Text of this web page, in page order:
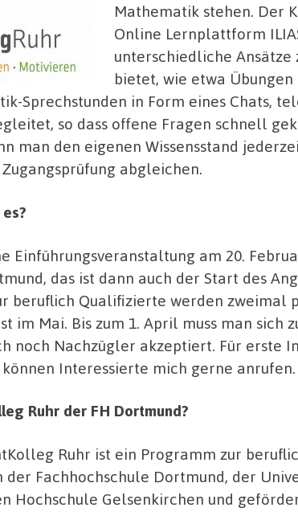
Mathematik stehen. Der
Online Lernplattform
unterschiedliche Ansätze
bietet, wie etwa Übungen
Sprechstunden in Form eines Chats,
so dass offene Fragen schnell
man den eigenen Wissensstand
abgleichen.
Einführungsveranstaltung am 20.
das ist dann auch der Start des
beruflich Qualifizierte werden zweimal
im Mai. Bis zum 1. April muss man sich
noch Nachzügler akzeptiert. Für erste
Interessierte mich gerne anrufen.
Ruhr der FH Dortmund?
Ruhr ist ein Programm zur
der Fachhochschule Dortmund, der
Hochschule Gelsenkirchen und